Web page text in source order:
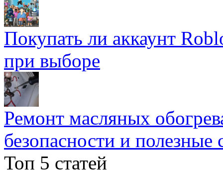
Покупать ли аккаунт
при выборе
Ремонт масляных
безопасности и полезные
Топ 5 статей